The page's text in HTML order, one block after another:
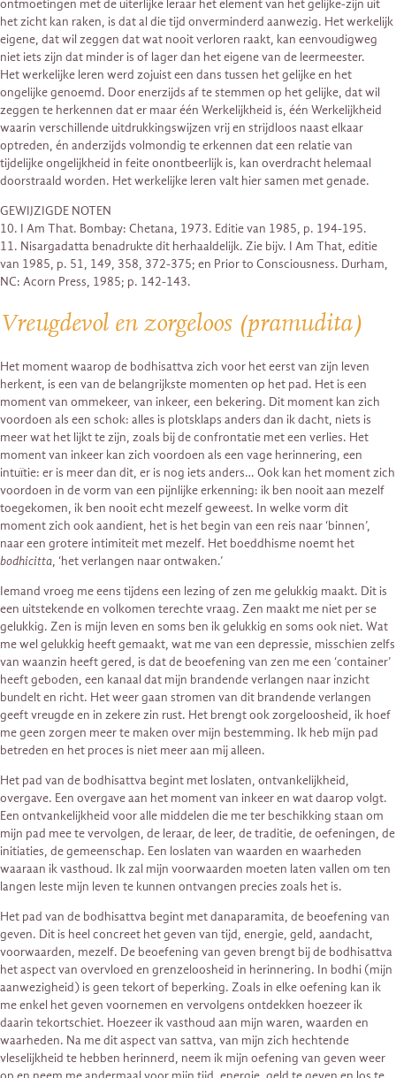
ontmoetingen met de uiterlijke leraar het element van het gelijke-zijn uit
het zicht kan raken, is dat al die tijd onverminderd aanwezig. Het werkelijk
eigene, dat wil zeggen dat wat nooit verloren raakt, kan eenvoudigweg
niet iets zijn dat minder is of lager dan het eigene van de leermeester.
Het werkelijke leren werd zojuist een dans tussen het gelijke en het
ongelijke genoemd. Door enerzijds af te stemmen op het gelijke, dat wil
zeggen te herkennen dat er maar één Werkelijkheid is, één Werkelijkheid
waarin verschillende uitdrukkingswijzen vrij en strijdloos naast elkaar
optreden, én anderzijds volmondig te erkennen dat een relatie van
tijdelijke ongelijkheid in feite onontbeerlijk is, kan overdracht helemaal
doorstraald worden. Het werkelijke leren valt hier samen met genade.
GEWIJZIGDE NOTEN
10. I Am That. Bombay: Chetana, 1973. Editie van 1985, p. 194-195.
11. Nisargadatta benadrukte dit herhaaldelijk. Zie bijv. I Am That, editie
van 1985, p. 51, 149, 358, 372-375; en Prior to Consciousness. Durham,
NC: Acorn Press, 1985; p. 142-143.
Vreugdevol en zorgeloos (pramudita)
Het moment waarop de bodhisattva zich voor het eerst van zijn leven
herkent, is een van de belangrijkste momenten op het pad. Het is een
moment van ommekeer, van inkeer, een bekering. Dit moment kan zich
voordoen als een schok: alles is plotsklaps anders dan ik dacht, niets is
meer wat het lijkt te zijn, zoals bij de confrontatie met een verlies. Het
moment van inkeer kan zich voordoen als een vage herinnering, een
intuïtie: er is meer dan dit, er is nog iets anders… Ook kan het moment zich
voordoen in de vorm van een pijnlijke erkenning: ik ben nooit aan mezelf
toegekomen, ik ben nooit echt mezelf geweest. In welke vorm dit
moment zich ook aandient, het is het begin van een reis naar ‘binnen’,
naar een grotere intimiteit met mezelf. Het boeddhisme noemt het
bodhicitta, ‘het verlangen naar ontwaken.’
Iemand vroeg me eens tijdens een lezing of zen me gelukkig maakt. Dit is
een uitstekende en volkomen terechte vraag. Zen maakt me niet per se
gelukkig. Zen is mijn leven en soms ben ik gelukkig en soms ook niet. Wat
me wel gelukkig heeft gemaakt, wat me van een depressie, misschien zelfs
van waanzin heeft gered, is dat de beoefening van zen me een ‘container’
heeft geboden, een kanaal dat mijn brandende verlangen naar inzicht
bundelt en richt. Het weer gaan stromen van dit brandende verlangen
geeft vreugde en in zekere zin rust. Het brengt ook zorgeloosheid, ik hoef
me geen zorgen meer te maken over mijn bestemming. Ik heb mijn pad
betreden en het proces is niet meer aan mij alleen.
Het pad van de bodhisattva begint met loslaten, ontvankelijkheid,
overgave. Een overgave aan het moment van inkeer en wat daarop volgt.
Een ontvankelijkheid voor alle middelen die me ter beschikking staan om
mijn pad mee te vervolgen, de leraar, de leer, de traditie, de oefeningen, de
initiaties, de gemeenschap. Een loslaten van waarden en waarheden
waaraan ik vasthoud. Ik zal mijn voorwaarden moeten laten vallen om ten
langen leste mijn leven te kunnen ontvangen precies zoals het is.
Het pad van de bodhisattva begint met danaparamita, de beoefening van
geven. Dit is heel concreet het geven van tijd, energie, geld, aandacht,
voorwaarden, mezelf. De beoefening van geven brengt bij de bodhisattva
het aspect van overvloed en grenzeloosheid in herinnering. In bodhi (mijn
aanwezigheid) is geen tekort of beperking. Zoals in elke oefening kan ik
me enkel het geven voornemen en vervolgens ontdekken hoezeer ik
daarin tekortschiet. Hoezeer ik vasthoud aan mijn waren, waarden en
waarheden. Na me dit aspect van sattva, van mijn zich hechtende
vleselijkheid te hebben herinnerd, neem ik mijn oefening van geven weer